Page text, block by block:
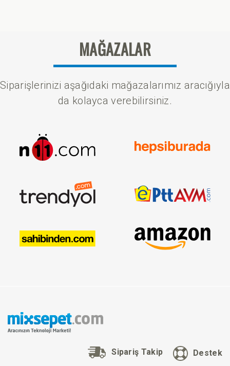
MAĞAZALAR
Siparişlerinizi aşağıdaki mağazalarımız aracığıyla
da kolayca verebilirsiniz.
Destek
Sipariş Takip